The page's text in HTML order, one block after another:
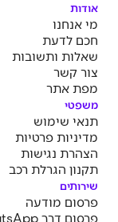
אודות
מי אנחנו
חכם לדעת
שאלות ותשובות
צור קשר
מפת אתר
משפטי
תנאי שימוש
מדיניות פרטיות
הצהרת נגישות
תקנון הגרלת רכב
שירותים
פרסום מודעה
פרסום דרך WhatsApp